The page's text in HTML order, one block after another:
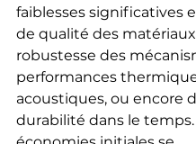
faiblesses significatives
de qualité des
robustesse des
performances
acoustiques, ou encore
durabilité dans le temps.